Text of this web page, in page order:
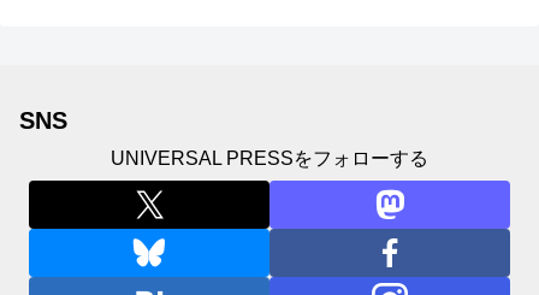
SNS
UNIVERSAL PRESSをフォローする